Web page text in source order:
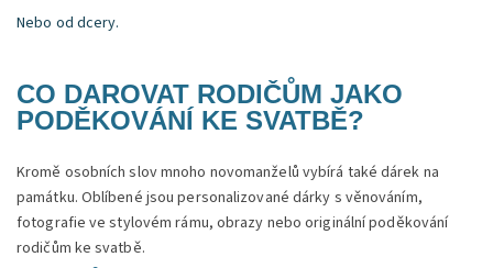
Nebo od dcery.
CO DAROVAT RODIČŮM JAKO
PODĚKOVÁNÍ KE SVATBĚ?
Kromě osobních slov mnoho novomanželů vybírá také dárek na
památku. Oblíbené jsou personalizované dárky s věnováním,
fotografie ve stylovém rámu, obrazy nebo originální poděkování
rodičům ke svatbě.